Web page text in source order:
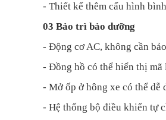
- Thiết kế thêm cấu hình
03 Bảo trì bảo dưỡng
- Động cơ AC, không cần
- Đồng hồ có thể hiển thị
- Mở ốp ở hông xe có thể dễ
- Hệ thống bộ điều khiển tự